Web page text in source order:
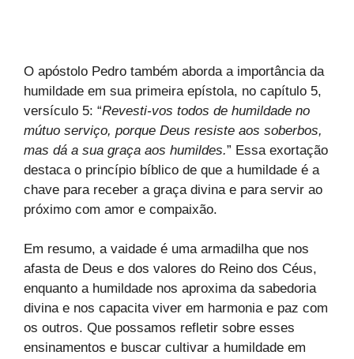
O apóstolo Pedro também aborda a importância da
humildade em sua primeira epístola, no capítulo 5,
versículo 5: “Revesti-vos todos de humildade no
mútuo serviço, porque Deus resiste aos soberbos,
mas dá a sua graça aos humildes.” Essa exortação
destaca o princípio bíblico de que a humildade é a
chave para receber a graça divina e para servir ao
próximo com amor e compaixão.
Em resumo, a vaidade é uma armadilha que nos
afasta de Deus e dos valores do Reino dos Céus,
enquanto a humildade nos aproxima da sabedoria
divina e nos capacita viver em harmonia e paz com
os outros. Que possamos refletir sobre esses
ensinamentos e buscar cultivar a humildade em